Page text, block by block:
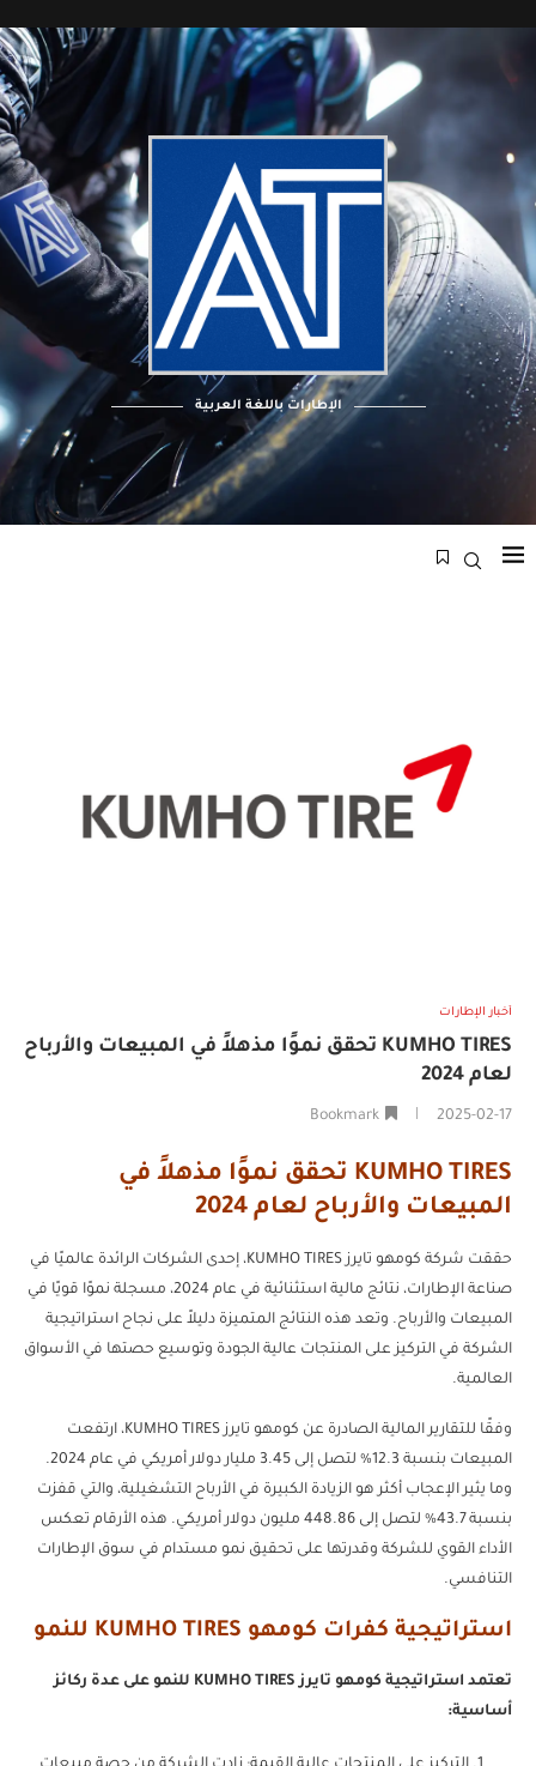
الإطارات باللغة العربية
أخبار الإطارات
KUMHO TIRES تحقق نموًا مذهلاً في المبيعات والأرباح
لعام 2024
2025-02-17
Bookmark
KUMHO TIRES تحقق نموًا مذهلاً في
المبيعات والأرباح لعام 2024
حققت شركة كومهو تايرز KUMHO TIRES، إحدى الشركات الرائدة عالميًا في
صناعة الإطارات، نتائج مالية استثنائية في عام 2024، مسجلة نموًا قويًا في
المبيعات والأرباح. وتعد هذه النتائج المتميزة دليلاً على نجاح استراتيجية
الشركة في التركيز على المنتجات عالية الجودة وتوسيع حصتها في الأسواق
العالمية.
وفقًا للتقارير المالية الصادرة عن كومهو تايرز KUMHO TIRES، ارتفعت
المبيعات بنسبة 12.3% لتصل إلى 3.45 مليار دولار أمريكي في عام 2024.
وما يثير الإعجاب أكثر هو الزيادة الكبيرة في الأرباح التشغيلية، والتي قفزت
بنسبة 43.7% لتصل إلى 448.86 مليون دولار أمريكي. هذه الأرقام تعكس
الأداء القوي للشركة وقدرتها على تحقيق نمو مستدام في سوق الإطارات
التنافسي.
استراتيجية كفرات كومهو KUMHO TIRES للنمو
تعتمد استراتيجية كومهو تايرز KUMHO TIRES للنمو على عدة ركائز
أساسية: